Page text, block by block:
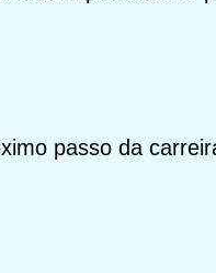
passo da